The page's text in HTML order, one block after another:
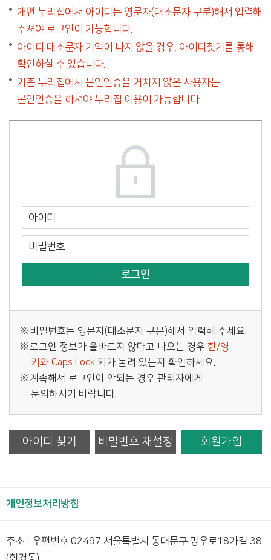
개편 누리집에서 아이디는 영문자(대소문자 구분)해서 입력해
주셔야 로그인이 가능합니다.
아이디 대소문자 기억이 나지 않을 경우, 아이디찾기를 통해
확인하실 수 있습니다.
기존 누리집에서 본인인증을 거치지 않은 사용자는
본인인증을 하셔야 누리집 이용이 가능합니다.
비밀번호는 영문자(대소문자 구분)해서 입력해 주세요.
로그인 정보가 올바르지 않다고 나오는 경우 한/영
키와 Caps Lock 키가 눌려 있는지 확인하세요.
계속해서 로그인이 안되는 경우 관리자에게
문의하시기 바랍니다.
아이디 찾기 비밀번호 재설정 회원가입
개인정보처리방침
주소 : 우편번호 02497 서울특별시 동대문구 망우로18가길 38